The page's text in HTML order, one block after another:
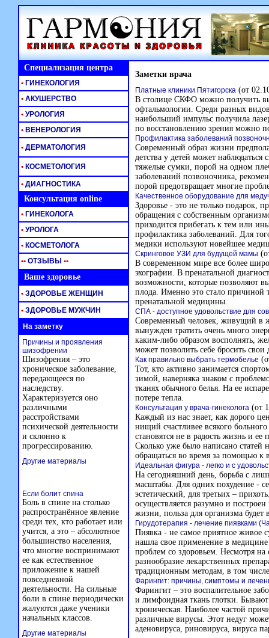
Специализация центра Заметки врача
Платные клиники Пятигорска (от
В столице СКФО можно получить
офтальмологии. Среди разных
наибольший импульс получила
по восстановлению зрения можно
Профилактика заболеваний
Современный образ жизни
детства у детей может
тяжелые сумки, порой на одном
заболеваний позвоночника,
порой предотвращает многие
Качественное оборудование для
Здоровье - это не только подарок,
обращения с собственным
приходится прибегать к тем или
профилактика заболеваний. Для
медики используют новейшее
Скринговое УЗИ для будущей мамы
В современном мире все более
эхографии. В пренатальной
возможности, которые позволяют
плода. Именно это стало причиной
пренатальной медицины.
СПА - доступное удовольствие для
Современный человек, живущий в
вынужден тратить очень много
каким-либо образом восполнять,
может позволить себе бросить свои
Как правильно выбрать термобелье
Тот, кто активно занимается
зимой, наверняка знаком с
тканях обычного белья. На ее
потере тепла.
Консультация у врача-гинеколога (от
Каждый из нас знает, как дорого
нищий счастливее всякого
становятся не в радость жизнь и
Сколько уже было написано статей
обращаться во время за помощью к
Идеальная фигура - легко и с
На сегодняшний день, борьба с
масштабы. Для одних похудение -
эстетический, для третьих –
осуществляется разумно и
жизни, польза для организма будет
Гирудотерапия - лечение пиявками
Пиявка - не самое приятное живое
нашла свое применение в
проблем со здоровьем. Несмотря
разнообразие лекарственных
традиционным методам, в том
Фарингит: причины, симптомы и
Фарингит – это воспалительное
и лимфоидная ткань глотки.
хроническая. Наиболее частой
различные вирусы. Этот недуг
аденовируса, риновируса, вируса
• ГИНЕКОЛОГИЯ
• АКУШЕРСТВО
• УРОЛОГИЯ
• ВЕНЕРОЛОГИЯ
• ДЕРМАТОЛОГИЯ
• КОСМЕТОЛОГИЯ
• ДИАГНОСТИКА
Консультация online
• ГИНЕКОЛОГА
• УРОЛОГА
• КОСМЕТОЛОГА
•• ОТЗЫВЫ ••
Ваше здоровье
• ЗДОРОВЬЕ ЖЕНЩИН
• ЗДОРОВЬЕ МУЖЧИН
На заметку
Причины и проявления
шизофрении
Шизофрения – это
хроническое заболевание,
передающееся по
наследству.
Характеризуется оно
различными
расстройствами
психической деятельности
и склонно к
прогрессированию.
Другие материалы
Если болит спина
Боль в спине на столько
распространённое явление
среди тех, кто работает или
учится, а это – абсолютное
большинство населения,
что многие воспринимают
ее как естественное
приложение к нашей
повседневной
деятельности. На сильные
боли в спине периодически
жалуются даже ученики
начальных классов.
Другие материалы